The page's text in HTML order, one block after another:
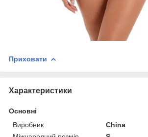
Приховати
Характеристики
Основні
Виробник
China